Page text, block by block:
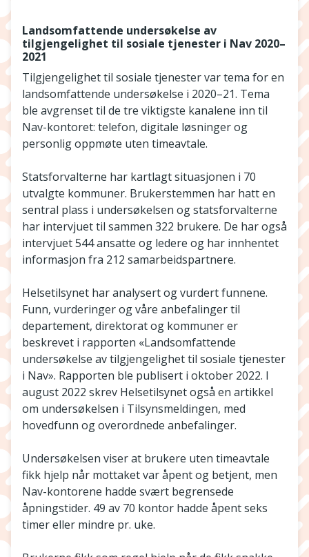
Landsomfattende undersøkelse av
tilgjengelighet til sosiale tjenester i Nav 2020–
2021
Tilgjengelighet til sosiale tjenester var tema for en
landsomfattende undersøkelse i 2020–21. Tema
ble avgrenset til de tre viktigste kanalene inn til
Nav-kontoret: telefon, digitale løsninger og
personlig oppmøte uten timeavtale.
Statsforvalterne har kartlagt situasjonen i 70
utvalgte kommuner. Brukerstemmen har hatt en
sentral plass i undersøkelsen og statsforvalterne
har intervjuet til sammen 322 brukere. De har også
intervjuet 544 ansatte og ledere og har innhentet
informasjon fra 212 samarbeidspartnere.
Helsetilsynet har analysert og vurdert funnene.
Funn, vurderinger og våre anbefalinger til
departement, direktorat og kommuner er
beskrevet i rapporten «Landsomfattende
undersøkelse av tilgjengelighet til sosiale tjenester
i Nav». Rapporten ble publisert i oktober 2022. I
august 2022 skrev Helsetilsynet også en artikkel
om undersøkelsen i Tilsynsmeldingen, med
hovedfunn og overordnede anbefalinger.
Undersøkelsen viser at brukere uten timeavtale
fikk hjelp når mottaket var åpent og betjent, men
Nav-kontorene hadde svært begrensede
åpningstider. 49 av 70 kontor hadde åpent seks
timer eller mindre pr. uke.